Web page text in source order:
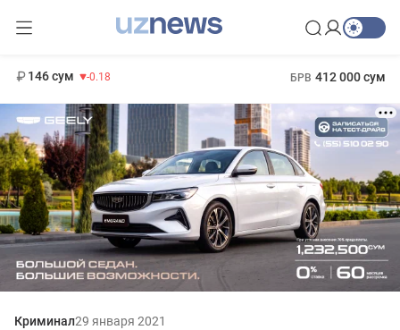
146 сум -0.18 БРВ 412 000 сум
Криминал29 января 2021